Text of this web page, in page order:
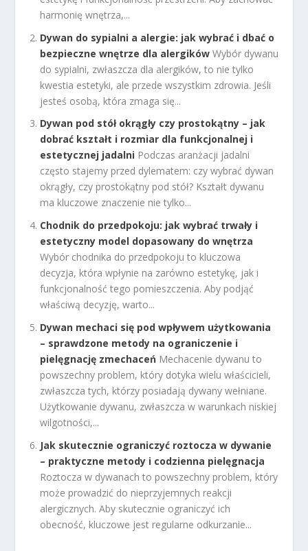
harmonię wnętrza,...
Dywan do sypialni a alergie: jak wybrać i dbać o
bezpieczne wnętrze dla alergików Wybór dywanu
do sypialni, zwłaszcza dla alergików, to nie tylko
kwestia estetyki, ale przede wszystkim zdrowia. Jeśli
jesteś osobą, która zmaga się...
Dywan pod stół okrągły czy prostokątny – jak
dobrać kształt i rozmiar dla funkcjonalnej i
estetycznej jadalni Podczas aranżacji jadalni
często stajemy przed dylematem: czy wybrać dywan
okrągły, czy prostokątny pod stół? Kształt dywanu
ma kluczowe znaczenie nie tylko...
Chodnik do przedpokoju: jak wybrać trwały i
estetyczny model dopasowany do wnętrza
Wybór chodnika do przedpokoju to kluczowa
decyzja, która wpłynie na zarówno estetykę, jak i
funkcjonalność tego pomieszczenia. Aby podjąć
właściwą decyzję, warto...
Dywan mechaci się pod wpływem użytkowania
– sprawdzone metody na ograniczenie i
pielęgnację zmechaceń Mechacenie dywanu to
powszechny problem, który dotyka wielu właścicieli,
zwłaszcza tych, którzy posiadają dywany wełniane.
Użytkowanie dywanu, zwłaszcza w warunkach niskiej
wilgotności,...
Jak skutecznie ograniczyć roztocza w dywanie
– praktyczne metody i codzienna pielęgnacja
Roztocza w dywanach to powszechny problem, który
może prowadzić do nieprzyjemnych reakcji
alergicznych. Aby skutecznie ograniczyć ich
obecność, kluczowe jest regularne odkurzanie...